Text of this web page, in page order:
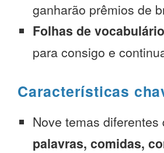
ganharão prêmios de
Folhas de
para consigo e
Características
Nove temas
palavras, comidas,